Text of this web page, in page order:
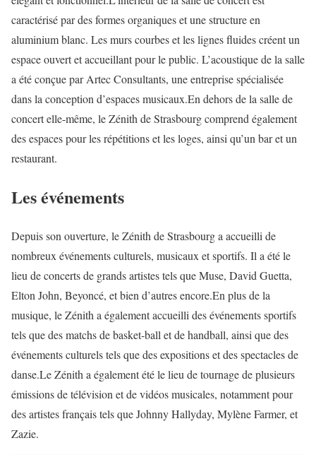
caractérisé par des formes organiques et une structure en
aluminium blanc. Les murs courbes et les lignes fluides créent un
espace ouvert et accueillant pour le public. L’acoustique de la salle
a été conçue par Artec Consultants, une entreprise spécialisée
dans la conception d’espaces musicaux.En dehors de la salle de
concert elle-même, le Zénith de Strasbourg comprend également
des espaces pour les répétitions et les loges, ainsi qu’un bar et un
restaurant.
Les événements
Depuis son ouverture, le Zénith de Strasbourg a accueilli de
nombreux événements culturels, musicaux et sportifs. Il a été le
lieu de concerts de grands artistes tels que Muse, David Guetta,
Elton John, Beyoncé, et bien d’autres encore.En plus de la
musique, le Zénith a également accueilli des événements sportifs
tels que des matchs de basket-ball et de handball, ainsi que des
événements culturels tels que des expositions et des spectacles de
danse.Le Zénith a également été le lieu de tournage de plusieurs
émissions de télévision et de vidéos musicales, notamment pour
des artistes français tels que Johnny Hallyday, Mylène Farmer, et
Zazie.